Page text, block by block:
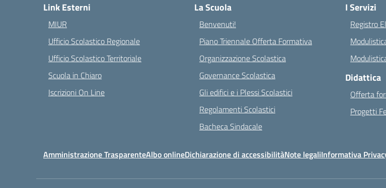
Link Esterni
MIUR
Ufficio Scolastico Regionale
Ufficio Scolastico Territoriale
Scuola in Chiaro
Iscrizioni On Line
La Scuola
Benvenuti!
Piano Triennale Offerta Formativa
Organizzazione Scolastica
Governance Scolastica
Gli edifici e i Plessi Scolastici
Regolamenti Scolastici
Bacheca Sindacale
I Servizi
Registro
Didattica
Offerta
Progetti
Amministrazione TrasparenteAlbo onlineDichiarazione di accessibilitàNote legaliInformativa